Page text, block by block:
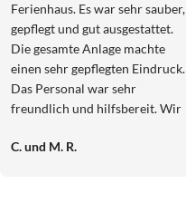
Ferienhaus. Es war sehr sauber,
gepflegt und gut ausgestattet.
Die gesamte Anlage machte
einen sehr gepflegten Eindruck.
Das Personal war sehr
freundlich und hilfsbereit. Wir
mieten.
C. und M. R.